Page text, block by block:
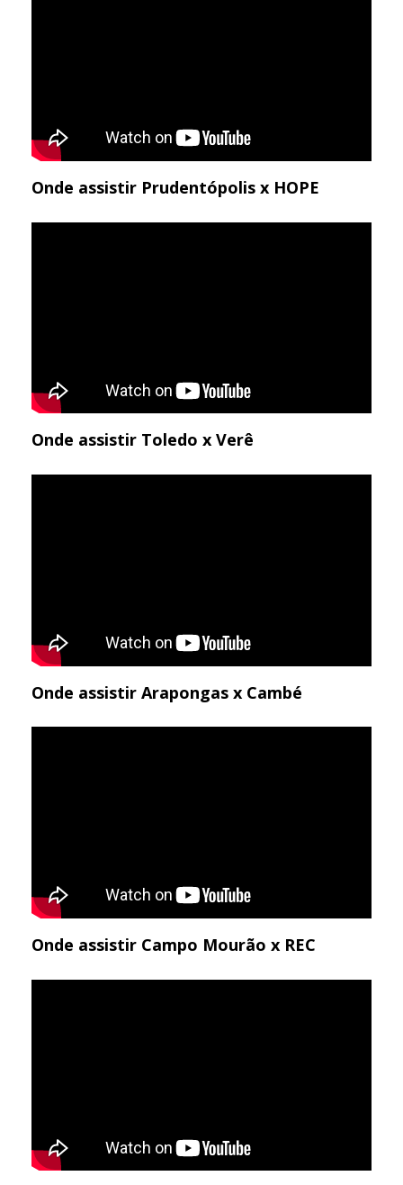
Onde assistir Prudentópolis x HOPE
Onde assistir Toledo x Verê
Onde assistir Arapongas x Cambé
Onde assistir Campo Mourão x REC